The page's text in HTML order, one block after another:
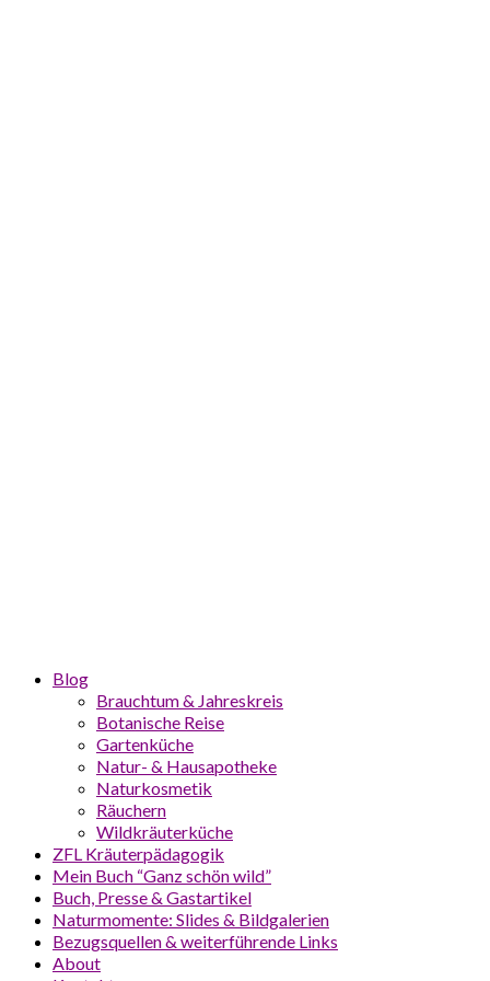
Blog
Brauchtum & Jahreskreis
Botanische Reise
Gartenküche
Natur- & Hausapotheke
Naturkosmetik
Räuchern
Wildkräuterküche
ZFL Kräuterpädagogik
Mein Buch “Ganz schön wild”
Buch, Presse & Gastartikel
Naturmomente: Slides & Bildgalerien
Bezugsquellen & weiterführende Links
About